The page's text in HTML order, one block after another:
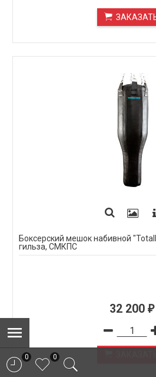
Боксерский мешок набивной
гильза, СМКПС
32 200 ₽
0 0